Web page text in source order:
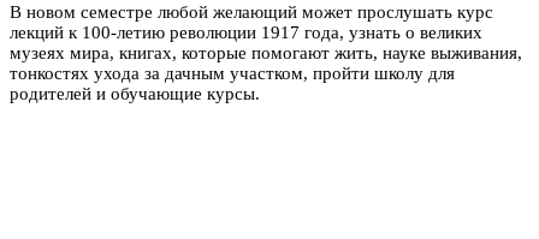
В новом семестре любой желающий может прослушать курс
лекций к 100-летию революции 1917 года, узнать о великих
музеях мира, книгах, которые помогают жить, науке выживания,
тонкостях ухода за дачным участком, пройти школу для
родителей и обучающие курсы.